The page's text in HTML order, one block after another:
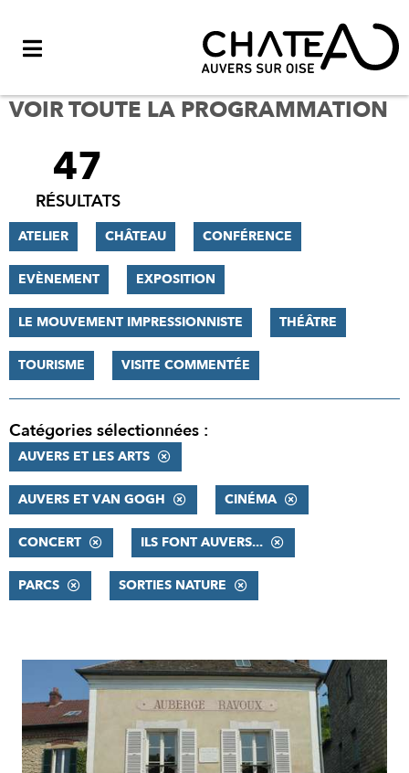
VOIR TOUTE LA PROGRAMMATION
FILTRER
RÉSULTATS
47
RÉSULTATS
ATELIER CHÂTEAU CONFÉRENCE
EVÈNEMENT EXPOSITION
LE MOUVEMENT IMPRESSIONNISTE THÉÂTRE
TOURISME VISITE COMMENTÉE
Catégories sélectionnées :
AUVERS ET LES ARTS
AUVERS ET VAN GOGH CINÉMA
CONCERT ILS FONT AUVERS...
PARCS SORTIES NATURE
RÉSULTATS